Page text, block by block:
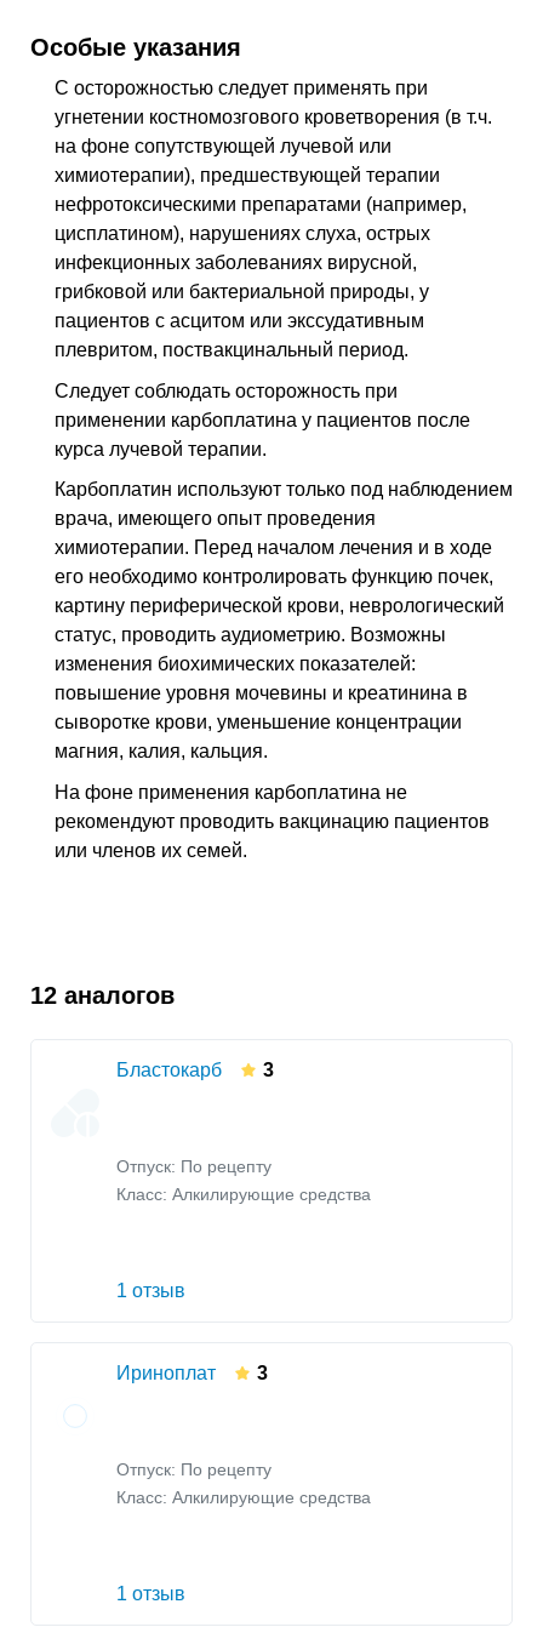
Особые указания
С осторожностью следует применять при
угнетении костномозгового кроветворения (в т.ч.
на фоне сопутствующей лучевой или
химиотерапии), предшествующей терапии
нефротоксическими препаратами (например,
цисплатином), нарушениях слуха, острых
инфекционных заболеваниях вирусной,
грибковой или бактериальной природы, у
пациентов с асцитом или экссудативным
плевритом, поствакцинальный период.
Следует соблюдать осторожность при
применении карбоплатина у пациентов после
курса лучевой терапии.
Карбоплатин используют только под наблюдением
врача, имеющего опыт проведения
химиотерапии. Перед началом лечения и в ходе
его необходимо контролировать функцию почек,
картину периферической крови, неврологический
статус, проводить аудиометрию. Возможны
изменения биохимических показателей:
повышение уровня мочевины и креатинина в
сыворотке крови, уменьшение концентрации
магния, калия, кальция.
На фоне применения карбоплатина не
рекомендуют проводить вакцинацию пациентов
или членов их семей.
12 аналогов
Бластокарб 3
Отпуск: По рецепту
Класс: Алкилирующие средства
1 отзыв
Ириноплат 3
Отпуск: По рецепту
Класс: Алкилирующие средства
1 отзыв